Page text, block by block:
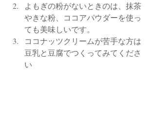
よもぎの粉がないときのは、抹茶
やきな粉、ココアパウダーを使っ
ても美味しいです。
ココナッツクリームが苦手な方は
豆乳と豆腐でつくってみてくださ
い